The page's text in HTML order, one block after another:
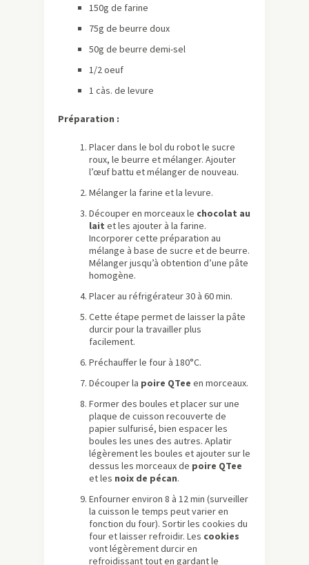
150g de farine
75g de beurre doux
50g de beurre demi-sel
1/2 oeuf
1 càs. de levure
Préparation :
Placer dans le bol du robot le sucre
roux, le beurre et mélanger. Ajouter
l’œuf battu et mélanger de nouveau.
Mélanger la farine et la levure.
Découper en morceaux le chocolat au
lait et les ajouter à la farine.
Incorporer cette préparation au
mélange à base de sucre et de beurre.
Mélanger jusqu’à obtention d’une pâte
homogène.
Placer au réfrigérateur 30 à 60 min.
Cette étape permet de laisser la pâte
durcir pour la travailler plus
facilement.
Préchauffer le four à 180°C.
Découper la poire QTee en morceaux.
Former des boules et placer sur une
plaque de cuisson recouverte de
papier sulfurisé, bien espacer les
boules les unes des autres. Aplatir
légèrement les boules et ajouter sur le
dessus les morceaux de poire QTee
et les noix de pécan.
Enfourner environ 8 à 12 min (surveiller
la cuisson le temps peut varier en
fonction du four). Sortir les cookies du
four et laisser refroidir. Les cookies
vont légèrement durcir en
refroidissant tout en gardant le